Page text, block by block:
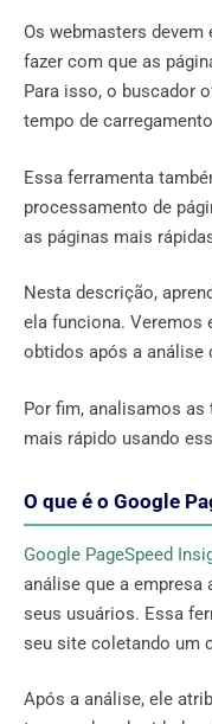
Os webmasters
fazer com que as
Para isso, o buscador
tempo de
Essa ferramenta
processamento de
as páginas mais
Nesta descrição,
ela funciona. Veremos
obtidos após a análise
Por fim, analisamos
mais rápido usando
O que é o Google
Google PageSpeed
análise que a
seus usuários. Essa
seu site coletando um
Após a análise, ele